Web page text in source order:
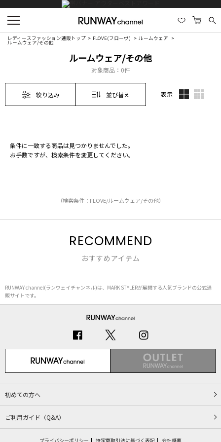
レディースファッション通販トップ FLOVE(フローヴ) ルームウェア
ルームウェア/その他
ルームウェア/その他
対象商品： 0件
絞り込み 並び替え 表示
条件に一致する商品は見つかりませんでした。
お手数ですが、検索条件を変更してください。
（検索条件：FLOVE/ルームウェア/その他）
RECOMMEND
おすすめアイテム
RUNWAY channel(ランウェイチャンネル)は、MARK STYLERが展開する人気ブランドの公式通
販サイトです。
初めての方へ
ご利用ガイド（Q&A）
プライバシーポリシー 特定商取引法に基づく表記 会社概要